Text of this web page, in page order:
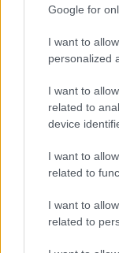
Google for
I want to
personalized
I want to
related to
device
I want to
related to
I want to
related to
A színház
emlékérmet
Piroska
Andrásné, a
műszaki
elismerő
Zoltán
díszlet- és